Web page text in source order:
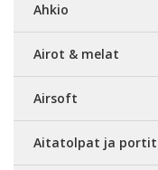
Ahkio
Airot & melat
Airsoft
Aitatolpat ja portit